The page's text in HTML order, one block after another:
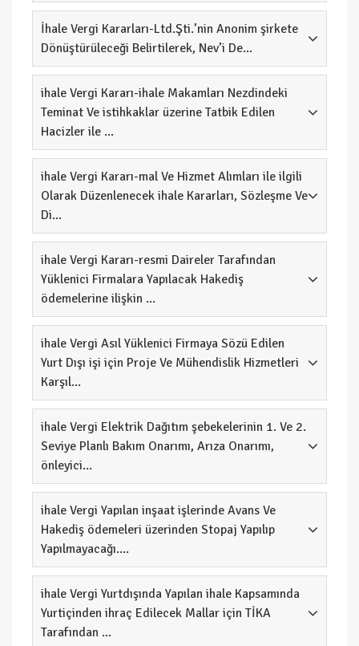
İhale Vergi Kararları-Ltd.Şti.’nin Ano­nim şir­ke­te
Dö­nüş­tü­rü­le­ce­ği Be­lir­ti­le­rek, Ne­v­’i De­...
ihale Vergi Kararı-ihale Makamları Nezdindeki
Teminat Ve istihkaklar üzerine Tatbik Edilen
Hacizler ile ...
ihale Vergi Kararı-mal Ve Hizmet Alımları ile ilgili
Olarak Düzenlenecek ihale Kararları, Sözleşme Ve
Di...
ihale Vergi Kararı-resmi Daireler Tarafından
Yüklenici Firmalara Yapılacak Hakediş
ödemelerine ilişkin ...
ihale Vergi Asıl Yüklenici Firmaya Sözü Edilen
Yurt Dışı işi için Proje Ve Mühendislik Hizmetleri
Karşıl...
ihale Vergi Elektrik Dağıtım şebekelerinin 1. Ve 2.
Seviye Planlı Bakım Onarımı, Arıza Onarımı,
önleyici...
ihale Vergi Yapılan inşaat işlerinde Avans Ve
Hakediş ödemeleri üzerinden Stopaj Yapılıp
Yapılmayacağı....
ihale Vergi Yurtdışında Yapılan ihale Kapsamında
Yurtiçinden ihraç Edilecek Mallar için TİKA
Tarafından ...